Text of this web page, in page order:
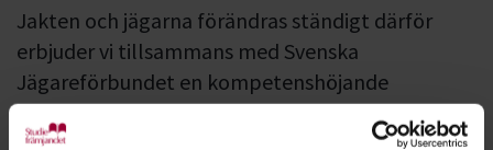
Jakten och jägarna förändras ständigt därför
erbjuder vi tillsammans med Svenska
Jägareförbundet en kompetenshöjande
utbildning för dig som redan är ledare för
Jägarskolan.